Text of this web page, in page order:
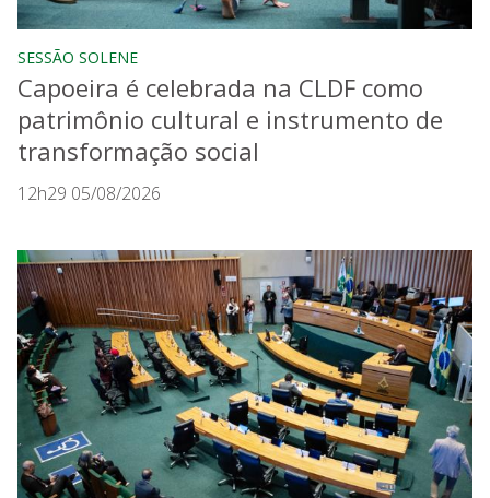
SESSÃO SOLENE
Capoeira é celebrada na CLDF como
patrimônio cultural e instrumento de
transformação social
12h29 05/08/2026